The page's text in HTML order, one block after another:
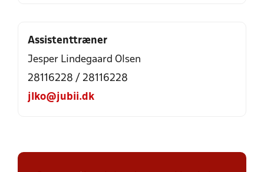
Assistenttræner
Jesper Lindegaard Olsen
28116228 / 28116228
jlko@jubii.dk